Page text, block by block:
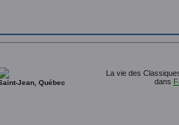
Jean, Québec
La vie des
dans